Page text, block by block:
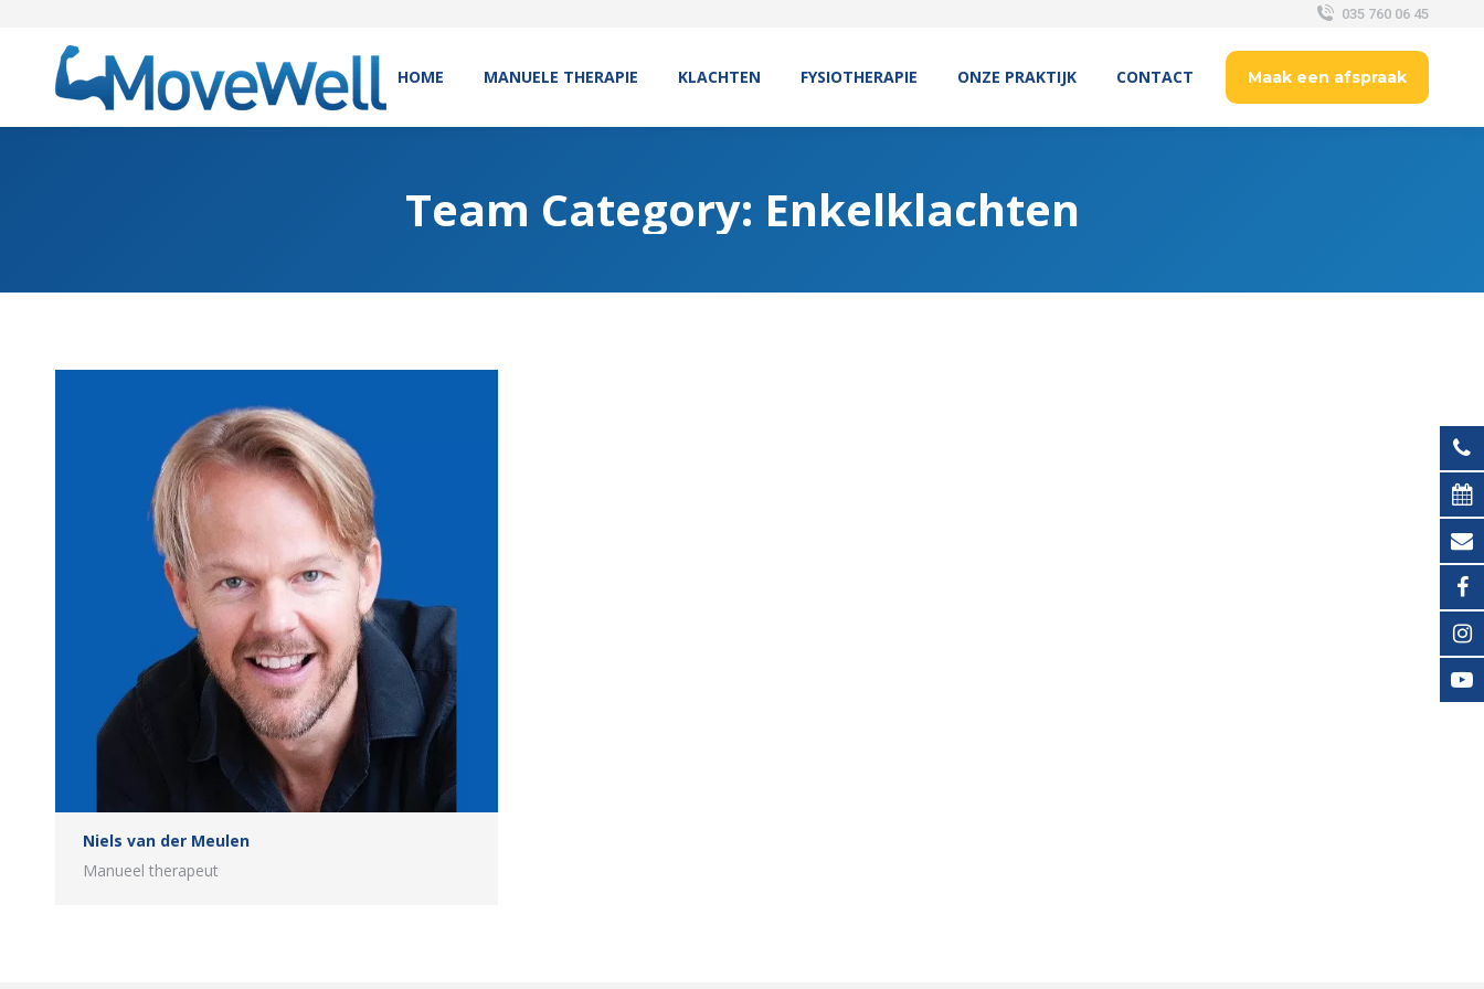
035 760 06 45
HOME MANUELE THERAPIE KLACHTEN FYSIOTHERAPIE ONZE PRAKTIJK CONTACT Maak een afspraak
Team Category: Enkelklachten
Niels van der Meulen
Manueel therapeut